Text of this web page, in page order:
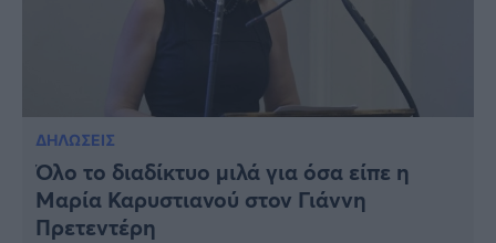
ΔΗΛΩΣΕΙΣ
Όλο το διαδίκτυο μιλά για όσα είπε η
Μαρία Καρυστιανού στον Γιάννη
Πρετεντέρη